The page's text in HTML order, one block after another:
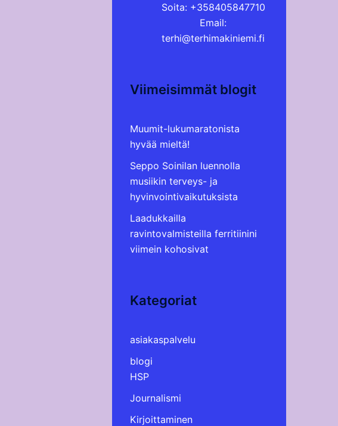
Soita: +358405847710
Email:
terhi@terhimakiniemi.fi
Viimeisimmät blogit
Muumit-lukumaratonista
hyvää mieltä!
Seppo Soinilan luennolla
musiikin terveys- ja
hyvinvointivaikutuksista
Laadukkailla
ravintovalmisteilla ferritiinini
viimein kohosivat
Kategoriat
asiakaspalvelu
blogi
HSP
Journalismi
Kirjoittaminen